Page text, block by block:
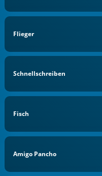
Flieger
Schnellschreiben
Fisch
Amigo Pancho